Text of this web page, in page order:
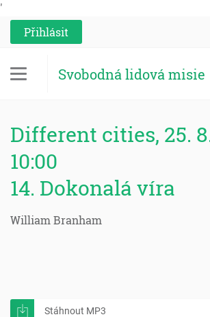
'
Přihlásit
Svobodná lidová misie
Different cities, 25.
10:00
14. Dokonalá víra
William Branham
Stáhnout MP3